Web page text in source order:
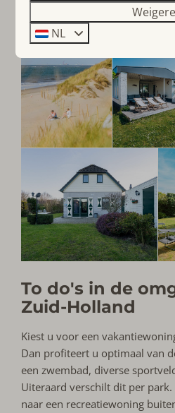
To do's in de
Zuid-Holland
Kiest u voor een
Dan profiteert u optimaal van
een zwembad, diverse
Uiteraard verschilt dit per
naar een recreatiewoning
NL